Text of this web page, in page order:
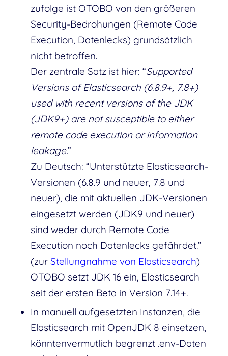
zufolge ist OTOBO von den größeren
Security-Bedrohungen (Remote Code
Execution, Datenlecks) grundsätzlich
nicht betroffen.
Der zentrale Satz ist hier: “Supported
Versions of Elasticsearch (6.8.9+, 7.8+)
used with recent versions of the JDK
(JDK9+) are not susceptible to either
remote code execution or information
leakage.”
Zu Deutsch: “Unterstützte Elasticsearch-
Versionen (6.8.9 und neuer, 7.8 und
neuer), die mit aktuellen JDK-Versionen
eingesetzt werden (JDK9 und neuer)
sind weder durch Remote Code
Execution noch Datenlecks gefährdet.”
(zur Stellungnahme von Elasticsearch)
OTOBO setzt JDK 16 ein, Elasticsearch
seit der ersten Beta in Version 7.14+.
In manuell aufgesetzten Instanzen, die
Elasticsearch mit OpenJDK 8 einsetzen,
könntenvermutlich begrenzt .env-Daten